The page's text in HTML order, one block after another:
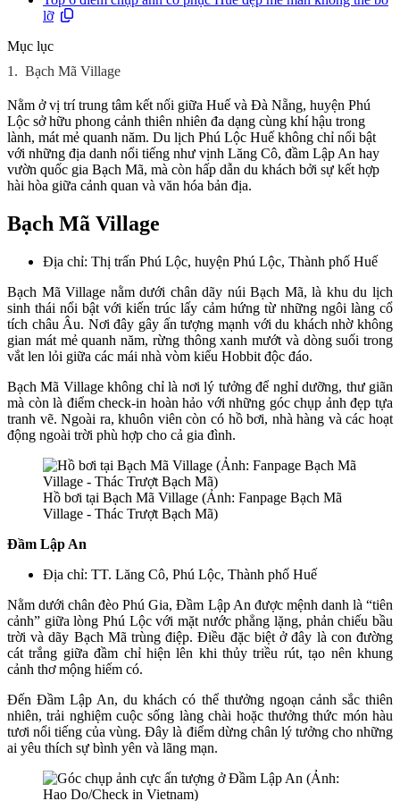
lỡ
Mục lục
1. Bạch Mã Village
Nằm ở vị trí trung tâm kết nối giữa Huế và Đà Nẵng, huyện Phú
Lộc sở hữu phong cảnh thiên nhiên đa dạng cùng khí hậu trong
lành, mát mẻ quanh năm. Du lịch Phú Lộc Huế không chỉ nổi bật
với những địa danh nổi tiếng như vịnh Lăng Cô, đầm Lập An hay
vườn quốc gia Bạch Mã, mà còn hấp dẫn du khách bởi sự kết hợp
hài hòa giữa cảnh quan và văn hóa bản địa.
Bạch Mã Village
Địa chỉ: Thị trấn Phú Lộc, huyện Phú Lộc, Thành phố Huế
Bạch Mã Village nằm dưới chân dãy núi Bạch Mã, là khu du lịch
sinh thái nổi bật với kiến trúc lấy cảm hứng từ những ngôi làng cổ
tích châu Âu. Nơi đây gây ấn tượng mạnh với du khách nhờ không
gian mát mẻ quanh năm, rừng thông xanh mướt và dòng suối trong
vắt len lỏi giữa các mái nhà vòm kiểu Hobbit độc đáo.
Bạch Mã Village không chỉ là nơi lý tưởng để nghỉ dưỡng, thư giãn
mà còn là điểm check-in hoàn hảo với những góc chụp ảnh đẹp tựa
tranh vẽ. Ngoài ra, khuôn viên còn có hồ bơi, nhà hàng và các hoạt
động ngoài trời phù hợp cho cả gia đình.
Hồ bơi tại Bạch Mã Village (Ảnh: Fanpage Bạch Mã
Village - Thác Trượt Bạch Mã)
Đầm Lập An
Địa chỉ: TT. Lăng Cô, Phú Lộc, Thành phố Huế
Nằm dưới chân đèo Phú Gia, Đầm Lập An được mệnh danh là “tiên
cảnh” giữa lòng Phú Lộc với mặt nước phẳng lặng, phản chiếu bầu
trời và dãy Bạch Mã trùng điệp. Điều đặc biệt ở đây là con đường
cát trắng giữa đầm chỉ hiện lên khi thủy triều rút, tạo nên khung
cảnh thơ mộng hiếm có.
Đến Đầm Lập An, du khách có thể thưởng ngoạn cảnh sắc thiên
nhiên, trải nghiệm cuộc sống làng chài hoặc thưởng thức món hàu
tươi nổi tiếng của vùng. Đây là điểm dừng chân lý tưởng cho những
ai yêu thích sự bình yên và lãng mạn.